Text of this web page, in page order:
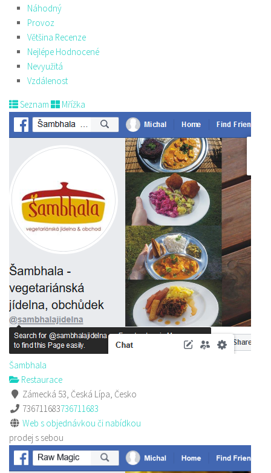
Náhodný
Provoz
Většina Recenze
Nejlépe Hodnocené
Nevyužitá
Vzdálenost
Seznam Mřížka
Šambhala
Restaurace
Zámecká 53, Česká Lípa, Česko
736711683736711683
Web s objednávkou či nabídkou
prodej s sebou